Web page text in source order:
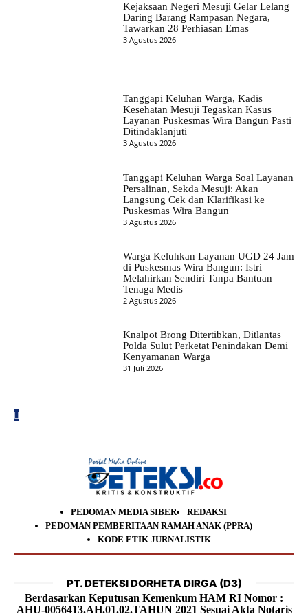
Kejaksaan Negeri Mesuji Gelar Lelang
Daring Barang Rampasan Negara,
Tawarkan 28 Perhiasan Emas
3 Agustus 2026
Tanggapi Keluhan Warga, Kadis
Kesehatan Mesuji Tegaskan Kasus
Layanan Puskesmas Wira Bangun Pasti
Ditindaklanjuti
3 Agustus 2026
Tanggapi Keluhan Warga Soal Layanan
Persalinan, Sekda Mesuji: Akan
Langsung Cek dan Klarifikasi ke
Puskesmas Wira Bangun
3 Agustus 2026
Warga Keluhkan Layanan UGD 24 Jam
di Puskesmas Wira Bangun: Istri
Melahirkan Sendiri Tanpa Bantuan
Tenaga Medis
2 Agustus 2026
Knalpot Brong Ditertibkan, Ditlantas
Polda Sulut Perketat Penindakan Demi
Kenyamanan Warga
31 Juli 2026
PEDOMAN MEDIA SIBER
REDAKSI
PEDOMAN PEMBERITAAN RAMAH ANAK (PPRA)
KODE ETIK JURNALISTIK
PT. DETEKSI DORHETA DIRGA (D3)
Berdasarkan Keputusan Kemenkum HAM RI Nomor :
AHU-0056413.AH.01.02.TAHUN 2021 Sesuai Akta Notaris